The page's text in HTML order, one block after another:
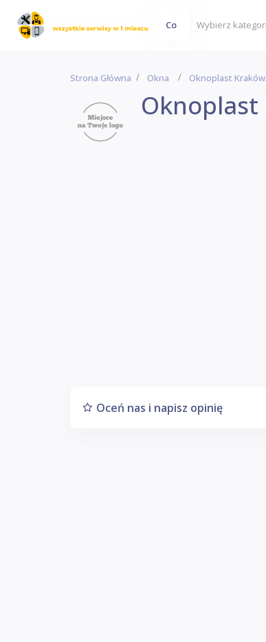
Co
Strona Główna Okna Oknoplast
Oceń nas i napisz opinię